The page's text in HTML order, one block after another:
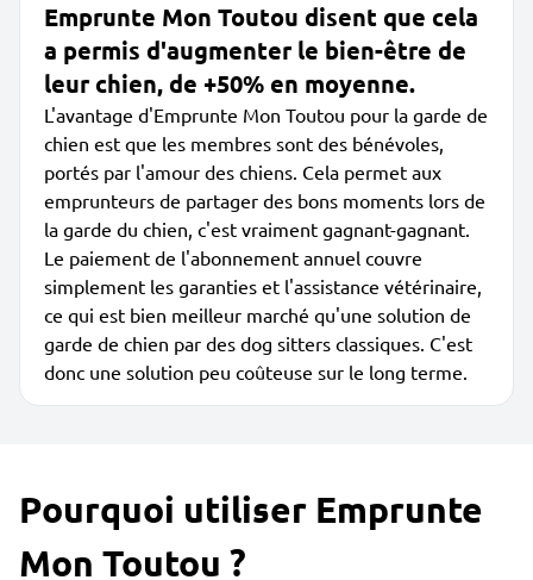
Emprunte Mon Toutou disent que cela
a permis d'augmenter le bien-être de
leur chien, de +50% en moyenne.
L'avantage d'Emprunte Mon Toutou pour la garde de
chien est que les membres sont des bénévoles,
portés par l'amour des chiens. Cela permet aux
emprunteurs de partager des bons moments lors de
la garde du chien, c'est vraiment gagnant-gagnant.
Le paiement de l'abonnement annuel couvre
simplement les garanties et l'assistance vétérinaire,
ce qui est bien meilleur marché qu'une solution de
garde de chien par des dog sitters classiques. C'est
donc une solution peu coûteuse sur le long terme.
Pourquoi utiliser Emprunte
Mon Toutou ?